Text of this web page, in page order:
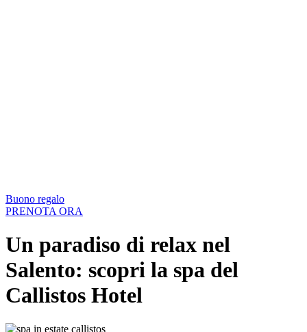
Buono regalo
PRENOTA ORA
Un paradiso di relax nel
Salento: scopri la spa del
Callistos Hotel